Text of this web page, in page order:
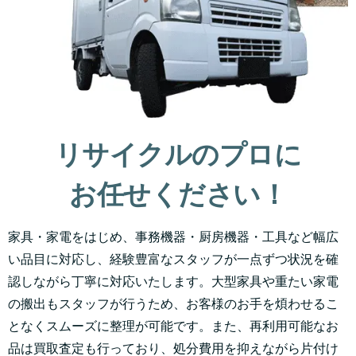
リサイクルのプロに
お任せください！
家具・家電をはじめ、事務機器・厨房機器・工具など幅広
い品目に対応し、経験豊富なスタッフが一点ずつ状況を確
認しながら丁寧に対応いたします。大型家具や重たい家電
の搬出もスタッフが行うため、お客様のお手を煩わせるこ
となくスムーズに整理が可能です。また、再利用可能なお
品は買取査定も行っており、処分費用を抑えながら片付け